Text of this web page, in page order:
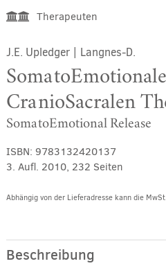
Therapeuten
J.E. Upledger| Langnes-D.
CranioSacralen
SomatoEmotional Release
ISBN: 9783132420137
3. Aufl. 2010, 232 Seiten
Abhängig von der Lieferadresse kann die
Beschreibung